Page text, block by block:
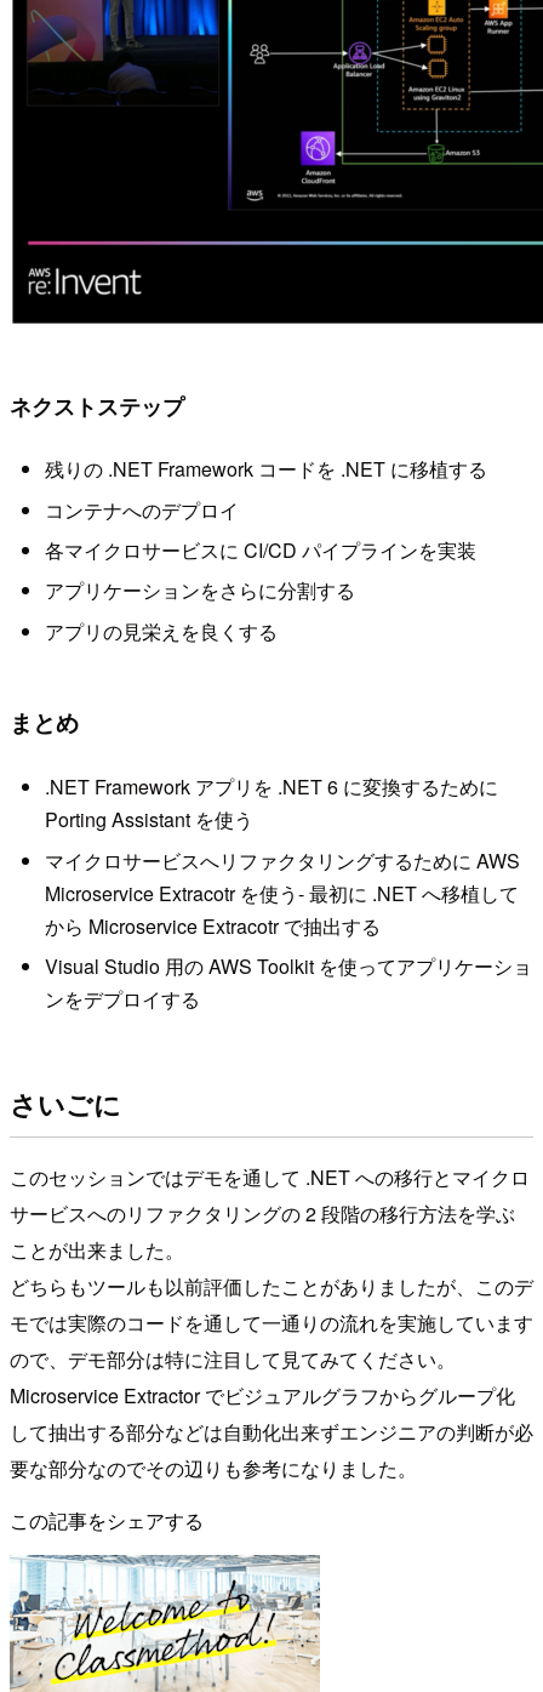
ネクストステップ
残りの .NET Framework コードを .NET に移植する
コンテナへのデプロイ
各マイクロサービスに CI/CD パイプラインを実装
アプリケーションをさらに分割する
アプリの見栄えを良くする
まとめ
.NET Framework アプリを .NET 6 に変換するために
Porting Assistant を使う
マイクロサービスへリファクタリングするために AWS
Microservice Extracotr を使う- 最初に .NET へ移植して
から Microservice Extracotr で抽出する
Visual Studio 用の AWS Toolkit を使ってアプリケーショ
ンをデプロイする
さいごに
このセッションではデモを通して .NET への移行とマイクロ
サービスへのリファクタリングの 2 段階の移行方法を学ぶ
ことが出来ました。
どちらもツールも以前評価したことがありましたが、このデ
モでは実際のコードを通して一通りの流れを実施しています
ので、デモ部分は特に注目して見てみてください。
Microservice Extractor でビジュアルグラフからグループ化
して抽出する部分などは自動化出来ずエンジニアの判断が必
要な部分なのでその辺りも参考になりました。
この記事をシェアする